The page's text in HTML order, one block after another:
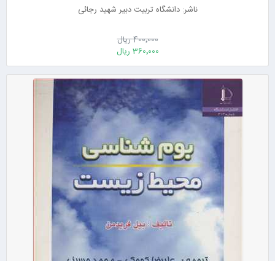
ناشر: دانشگاه تربیت دبیر شهید رجائی
400٬000 ریال
360٬000 ریال